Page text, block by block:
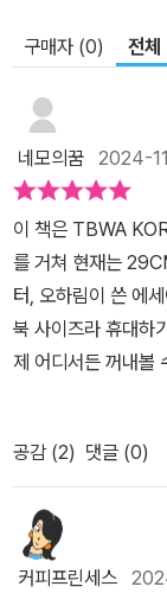
구매자 (0) 전
네모의꿈 2024-
이 책은 TBWA
를 거쳐 현재는
터, 오하림이 쓴 에
북 사이즈라 휴대하
제 어디서든 꺼내볼
잉크의 흐트러짐을
이다. 우연처럼 '흐
이 든다.총 3부로 나
다. 매 주제마다 간
부-카피라이터의 일
공감 (2) 댓글 (0)
커피프린세스